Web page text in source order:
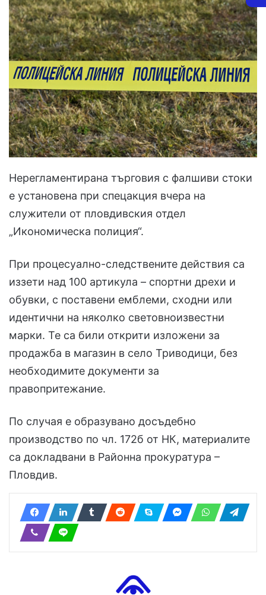
Нерегламентирана търговия с фалшиви стоки
е установена при спецакция вчера на
служители от пловдивския отдел
„Икономическа полиция“.
При процесуално-следствените действия са
иззети над 100 артикула – спортни дрехи и
обувки, с поставени емблеми, сходни или
идентични на няколко световноизвестни
марки. Те са били открити изложени за
продажба в магазин в село Триводици, без
необходимите документи за
правопритежание.
По случая е образувано досъдебно
производство по чл. 172б от НК, материалите
са докладвани в Районна прокуратура –
Пловдив.